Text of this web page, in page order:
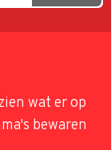
wat er op
bewaren